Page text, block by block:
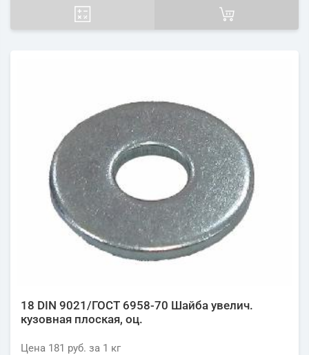
18 DIN 9021/ГОСТ 6958-70 Шайба увелич.
кузовная плоская, оц.
Цена 181 руб. за 1 кг